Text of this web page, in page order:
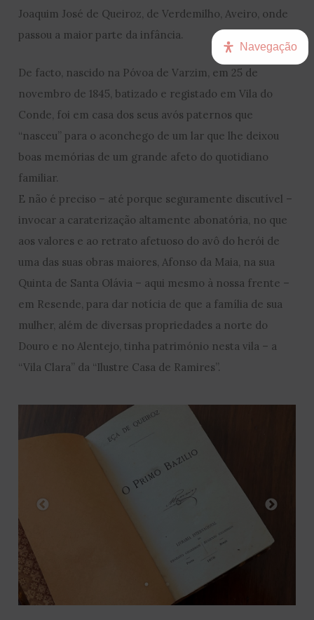
Joaquim José de Queiroz, de Verdemilho, Aveiro, onde
passou a maior parte da infância.
De facto, nascido na Póvoa de Varzim, em 25 de
novembro de 1845, batizado e registado em Vila do
Conde, foi em casa dos seus avós paternos que
“nasceu” para o aconchego de um lar que lhe deixou
boas memórias de um grande afeto do quotidiano
familiar.
E não é preciso – até porque seguramente discutível –
invocar a caraterização altamente abonatória, no que
aos valores e ao retrato afetuoso do avô do herói de
uma das suas obras maiores, Afonso da Maia, na sua
Quinta de Santa Olávia – aqui mesmo à nossa frente –
em Resende, para dar notícia de que a família de sua
mulher, além de diversas propriedades a norte do
Douro e no Alentejo, tinha património nesta vila – a
“Vila Clara” da “Ilustre Casa de Ramires”.
Navegação